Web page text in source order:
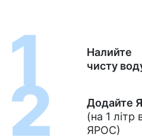
Налийте
чисту
Додайте
(на 1 літр
ЯРОС)